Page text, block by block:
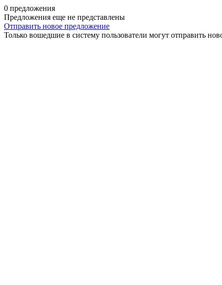
0 предложения
Предложения еще не представлены
Отправить новое предложение
Только вошедшие в систему пользователи могут отправить